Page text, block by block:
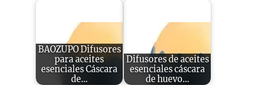
BAOZUPO Difusores
para aceites
esenciales Cáscara
de…
Difusores de aceites
esenciales cáscara
de huevo…